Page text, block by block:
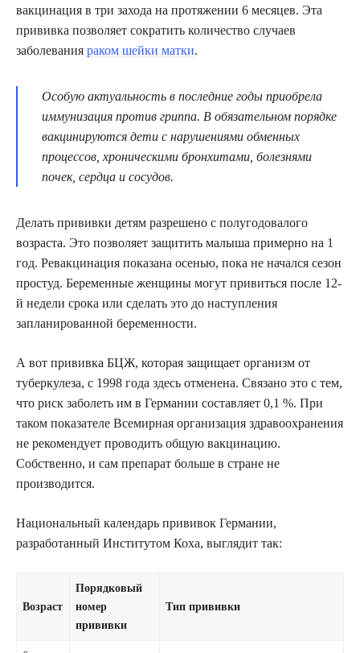
вакцинация в три захода на протяжении 6 месяцев. Эта
прививка позволяет сократить количество случаев
заболевания раком шейки матки.
Особую актуальность в последние годы приобрела
иммунизация против гриппа. В обязательном порядке
вакцинируются дети с нарушениями обменных
процессов, хроническими бронхитами, болезнями
почек, сердца и сосудов.
Делать прививки детям разрешено с полугодовалого
возраста. Это позволяет защитить малыша примерно на 1
год. Ревакцинация показана осенью, пока не начался сезон
простуд. Беременные женщины могут привиться после 12-
й недели срока или сделать это до наступления
запланированной беременности.
А вот прививка БЦЖ, которая защищает организм от
туберкулеза, с 1998 года здесь отменена. Связано это с тем,
что риск заболеть им в Германии составляет 0,1 %. При
таком показателе Всемирная организация здравоохранения
не рекомендует проводить общую вакцинацию.
Собственно, и сам препарат больше в стране не
производится.
Национальный календарь прививок Германии,
разработанный Институтом Коха, выглядит так:
Возраст
Порядковый
номер
прививки
Тип прививки